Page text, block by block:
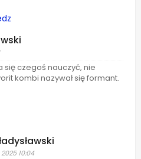
się czegoś nauczyć, nie
kombi nazywał się formant.
10:04